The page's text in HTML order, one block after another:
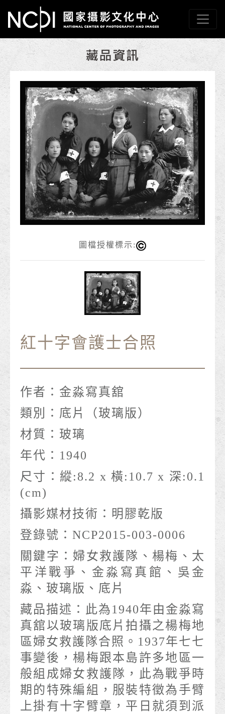
跳到主要內容
國家攝影文化中心
網頁導覽
:::
圖檔授權標示:
紅十字會護士合照
作者： 金淼寫真舘
類別： 底片（玻璃版）
材質： 玻璃
年代： 1940
尺寸： 縱:8.2 x 橫:10.7 x 深:0.1
(cm)
攝影媒材技術： 明膠乾版
登錄號： NCP2015-003-0006
關鍵字： 婦女救護隊、楊梅、太
平洋戰爭、金淼寫真館、吳金
淼、玻璃版、底片
藏品描述： 此為1940年由金淼寫
真舘以玻璃版底片拍攝之楊梅地
區婦女救護隊合照。1937年七七
事變後，楊梅跟本島許多地區一
般組成婦女救護隊，此為戰爭時
期的特殊編組，服裝特徵為手臂
上掛有十字臂章，平日就須到派